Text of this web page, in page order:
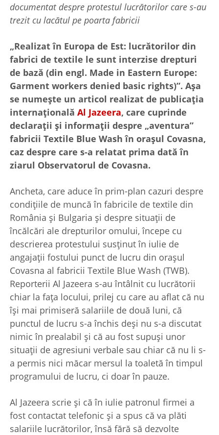
documentat despre protestul lucrătorilor care s-au
trezit cu lacătul pe poarta fabricii
„Realizat în Europa de Est: lucrătorilor din
fabrici de textile le sunt interzise drepturi
de bază (din engl. Made in Eastern Europe:
Garment workers denied basic rights)”. Așa
se numește un articol realizat de publicația
internațională Al Jazeera, care cuprinde
declarații și informații despre „aventura”
fabricii Textile Blue Wash în orașul Covasna,
caz despre care s-a relatat prima dată în
ziarul Observatorul de Covasna.
Ancheta, care aduce în prim-plan cazuri despre
condițiile de muncă în fabricile de textile din
România și Bulgaria și despre situații de
încălcări ale drepturilor omului, începe cu
descrierea protestului susținut în iulie de
angajații fostului punct de lucru din orașul
Covasna al fabricii Textile Blue Wash (TWB).
Reporterii Al Jazeera s-au întâlnit cu lucrătorii
chiar la fața locului, prilej cu care au aflat că nu
își mai primiseră salariile de două luni, că
punctul de lucru s-a închis deși nu s-a discutat
nimic în prealabil și că au fost supuși unor
situații de agresiuni verbale sau chiar că nu li s-
a permis nici măcar mersul la toaletă în timpul
programului de lucru, ci doar în pauze.
Al Jazeera scrie și că în iulie patronul firmei a
fost contactat telefonic și a spus că va plăti
salariile lucrătorilor, însă fără să dezvolte